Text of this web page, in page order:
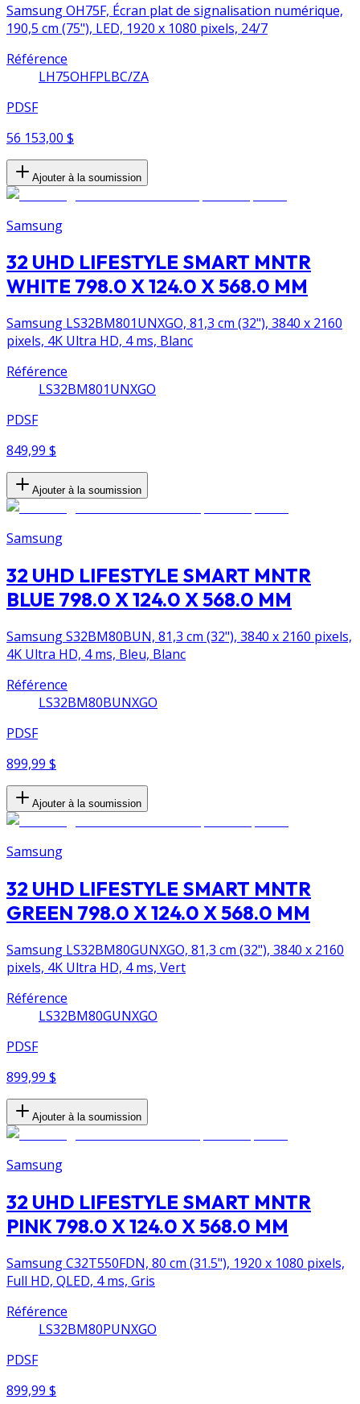
Samsung OH75F, Écran plat de signalisation numérique,
190,5 cm (75"), LED, 1920 x 1080 pixels, 24/7
Référence
LH75OHFPLBC/ZA
PDSF
56 153,00 $
Ajouter à la soumission
Samsung
32 UHD LIFESTYLE SMART MNTR
WHITE 798.0 X 124.0 X 568.0 MM
Samsung LS32BM801UNXGO, 81,3 cm (32"), 3840 x 2160
pixels, 4K Ultra HD, 4 ms, Blanc
Référence
LS32BM801UNXGO
PDSF
849,99 $
Ajouter à la soumission
Samsung
32 UHD LIFESTYLE SMART MNTR
BLUE 798.0 X 124.0 X 568.0 MM
Samsung S32BM80BUN, 81,3 cm (32"), 3840 x 2160 pixels,
4K Ultra HD, 4 ms, Bleu, Blanc
Référence
LS32BM80BUNXGO
PDSF
899,99 $
Ajouter à la soumission
Samsung
32 UHD LIFESTYLE SMART MNTR
GREEN 798.0 X 124.0 X 568.0 MM
Samsung LS32BM80GUNXGO, 81,3 cm (32"), 3840 x 2160
pixels, 4K Ultra HD, 4 ms, Vert
Référence
LS32BM80GUNXGO
PDSF
899,99 $
Ajouter à la soumission
Samsung
32 UHD LIFESTYLE SMART MNTR
PINK 798.0 X 124.0 X 568.0 MM
Samsung C32T550FDN, 80 cm (31.5"), 1920 x 1080 pixels,
Full HD, QLED, 4 ms, Gris
Référence
LS32BM80PUNXGO
PDSF
899,99 $